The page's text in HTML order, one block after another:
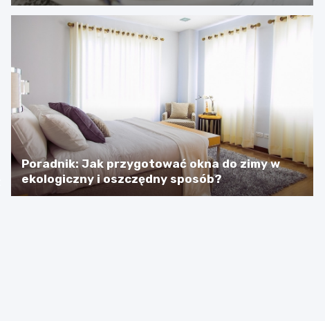
Poradnik: Jak przygotować okna do zimy w
ekologiczny i oszczędny sposób?